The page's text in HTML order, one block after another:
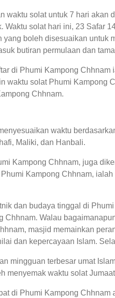
waktu solat untuk 7 hari akan
Waktu solat hari ini, 23 Safar
boleh disesuaikan untuk
butiran permulaan dan
di Phumi Kampong
waktu solat Phumi Kampong
Chhnam.
waktu
Maliki, dan Hanbali.
Kampong Chhnam, juga
Kampong Chhnam,
dan budaya tinggal di
Chhnam. Walau
masjid memainkan
dan kepercayaan Islam.
mingguan terbesar umat
menyemak waktu solat
di Phumi Kampong